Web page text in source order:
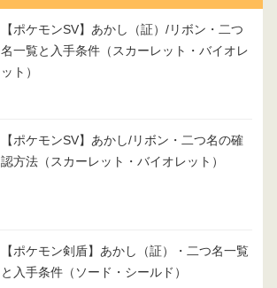
【ポケモンSV】あかし（証）/リボン・二つ
名一覧と入手条件（スカーレット・バイオレ
ット）
【ポケモンSV】あかし/リボン・二つ名の確
認方法（スカーレット・バイオレット）
【ポケモン剣盾】あかし（証）・二つ名一覧
と入手条件（ソード・シールド）